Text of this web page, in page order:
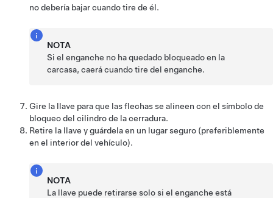
no debería bajar cuando tire de él.
NOTA
Si el enganche no ha quedado bloqueado en la
carcasa, caerá cuando tire del enganche.
Gire la llave para que las flechas se alineen con el símbolo de
bloqueo del cilindro de la cerradura.
Retire la llave y guárdela en un lugar seguro (preferiblemente
en el interior del vehículo).
NOTA
La llave puede retirarse solo si el enganche está